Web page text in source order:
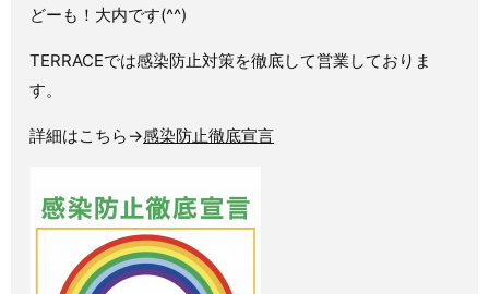
どーも！大内です(^^)
TERRACEでは感染防止対策を徹底して営業しておりま
す。
詳細はこちら→感染防止徹底宣言